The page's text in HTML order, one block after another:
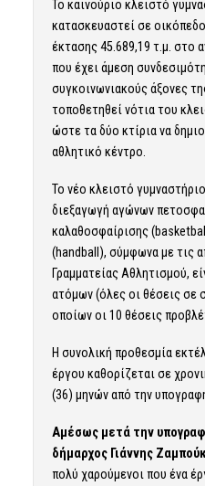
Το καινούριο κλειστό
κατασκευαστεί σε
έκτασης 45.689,19 τ.μ. στο
που έχει άμεση
συγκοινωνιακούς άξονες
τοποθετηθεί νότια του
ώστε τα δύο κτίρια να
αθλητικό κέντρο.
Το νέο κλειστό
διεξαγωγή αγώνων
καλαθοσφαίρισης
(handball), σύμφωνα με τις
Γραμματείας Αθλητισμού,
ατόμων (όλες οι θέσεις σε
οποίων οι 10 θέσεις
Η συνολική προθεσμία
έργου καθορίζεται σε
(36) μηνών από την
Αμέσως μετά την
δήμαρχος Γιάννης
πολύ χαρούμενοι που ένα